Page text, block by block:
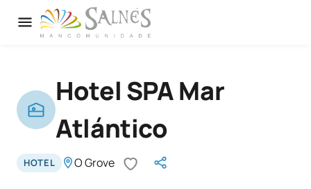
Hotel SPA Mar
Atlántico
HOTEL O Grove